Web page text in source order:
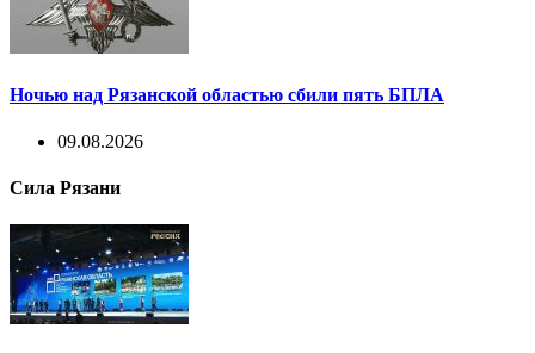
Ночью над Рязанской областью сбили пять БПЛА
09.08.2026
Сила Рязани